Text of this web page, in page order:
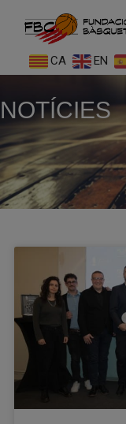
CA EN
NOTÍCIES